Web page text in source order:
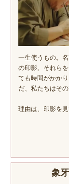
一生使うもの。
の印影。それら
ても時間がかか
だ、私たちはそ
理由は、印影を
象